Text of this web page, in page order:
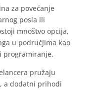
za povećanje
posla ili
mnoštvo opcija,
u područjima kao
programiranje.
pružaju
a dodatni prihodi